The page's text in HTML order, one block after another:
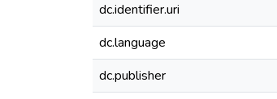
dc.identifier.uri
dc.language
dc.publisher